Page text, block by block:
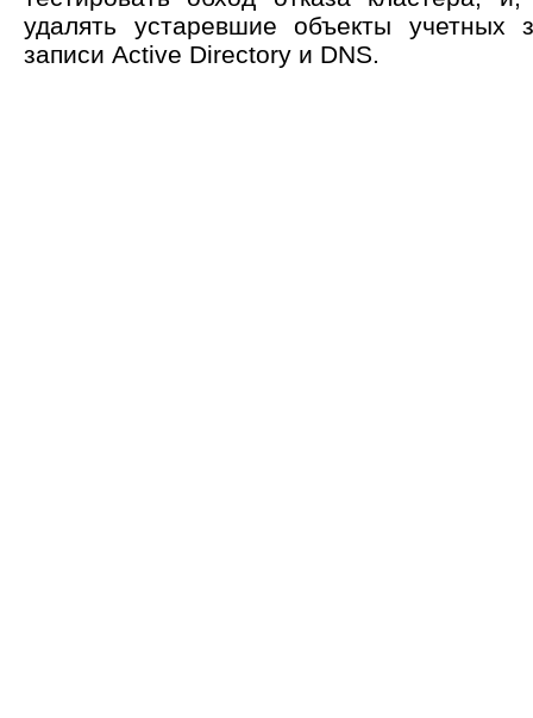
удалять устаревшие объекты учетных
записи Active Directory и DNS.